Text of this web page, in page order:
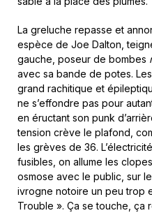
La greluche repasse et
espèce de Joe Dalton,
gauche, poseur de bombes
avec sa bande de potes.
grand rachitique et
ne s’effondre pas pour
en éructant son punk
tension crève le plafond,
les grèves de 36.
fusibles, on allume les
osmose avec le public, sur
ivrogne notoire un peu trop
Trouble ». Ça se touche, ça